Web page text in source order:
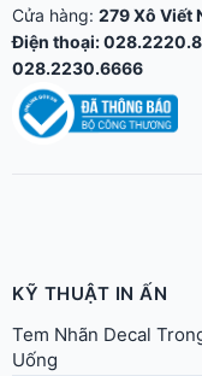
Cửa hàng: 279 Xô Viết
Điện thoại:
028.2230.6666
KỸ THUẬT IN ẤN
Tem Nhãn Decal
Uống